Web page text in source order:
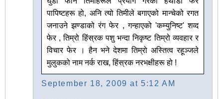
पापिष्टहरू हो, अनि त्यो तिमीले बगाएको मान्चेको रगत
जनाउने झण्डाको रंग फेर , गन्हाएको 'कम्युनिष्ट' शव्द
फेर , तिम्रो हिंस्रक पशु भन्दा निकृष्ट तिम्रो व्यवहार र
विचार फेर । हैन भने देशमा तिम्रो अस्तित्व रहूञ्जले
मुलुकको नाम नर्क राख, हिंस्रक नरभक्षीहरू हो !
September 18, 2009 at 5:12 AM